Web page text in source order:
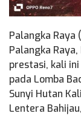
Palangka Raya
Palangka
prestasi, kali
pada Lomba
Sunyi Hutan
Lentera